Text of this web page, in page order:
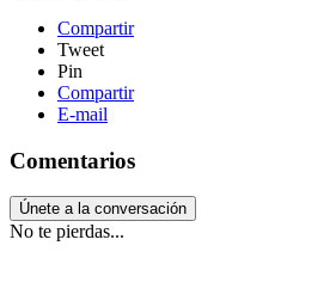
Compartir
Tweet
Pin
Compartir
E-mail
Comentarios
Únete a la conversación
No te pierdas...